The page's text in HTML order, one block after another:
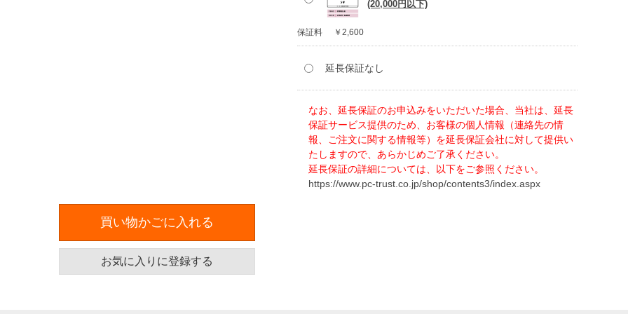
(20,000円以下)
保証料 ￥2,600
延長保証なし
なお、延長保証のお申込みをいただいた場合、当社は、延長
保証サービス提供のため、お客様の個人情報（連絡先の情
報、ご注文に関する情報等）を延長保証会社に対して提供い
たしますので、あらかじめご了承ください。
延長保証の詳細については、以下をご参照ください。
https://www.pc-trust.co.jp/shop/contents3/index.aspx
買い物かごに入れる
お気に入りに登録する